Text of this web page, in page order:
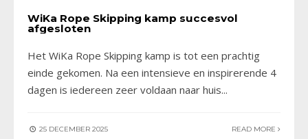
WiKa Rope Skipping kamp succesvol
afgesloten
Het WiKa Rope Skipping kamp is tot een prachtig
einde gekomen. Na een intensieve en inspirerende 4
dagen is iedereen zeer voldaan naar huis...
25 DECEMBER 2025 READ MORE